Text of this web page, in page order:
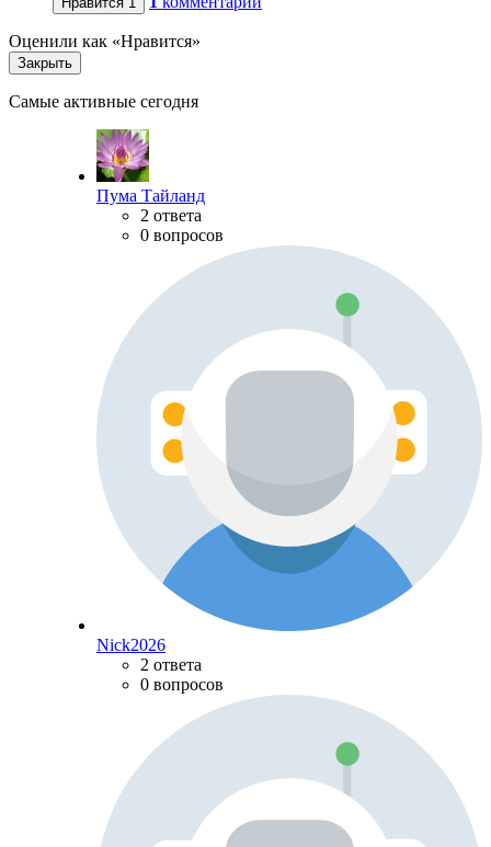
Оценили как «Нравится»
Закрыть
Самые активные сегодня
Пума Тайланд
2 ответа
0 вопросов
Nick2026
2 ответа
0 вопросов